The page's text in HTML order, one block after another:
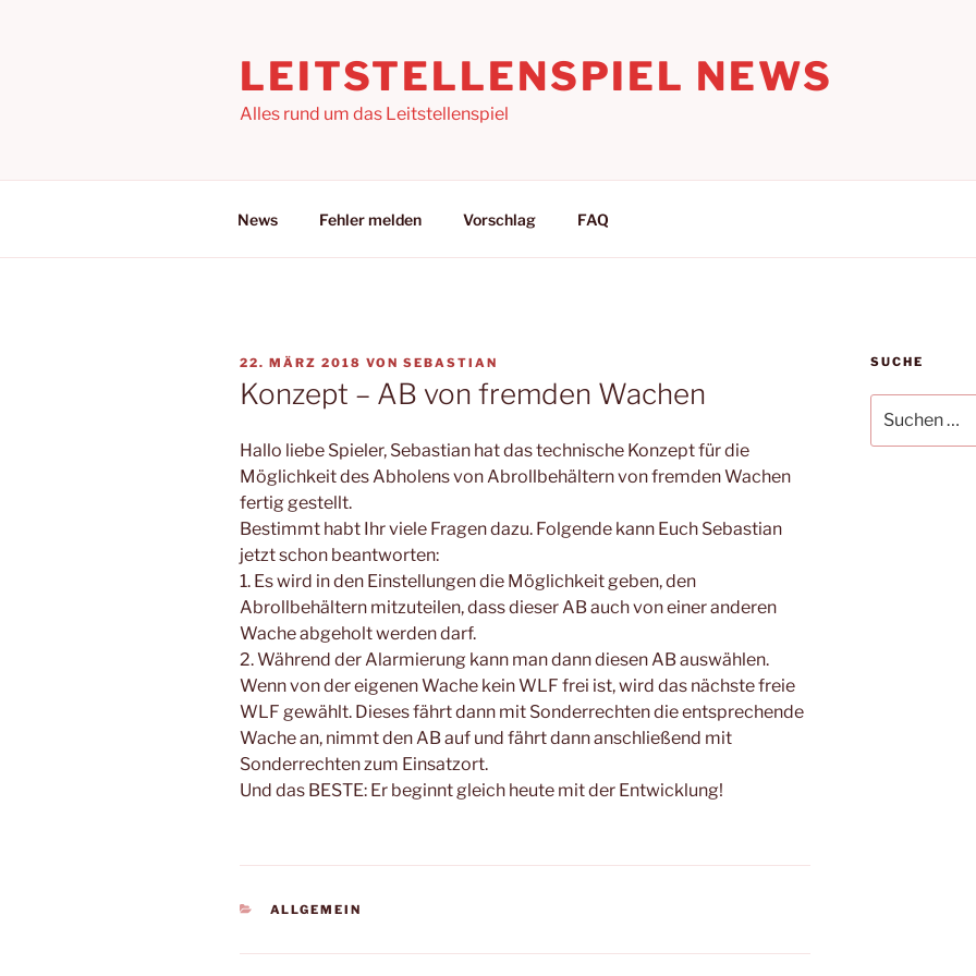
LEITSTELLENSPIEL NEWS
Alles rund um das Leitstellenspiel
News Fehler melden Vorschlag FAQ
VERÖFFENTLICHT
AM
22. MÄRZ 2018 VON SEBASTIAN
Konzept – AB von fremden Wachen
Hallo liebe Spieler, Sebastian hat das technische Konzept für die
Möglichkeit des Abholens von Abrollbehältern von fremden Wachen
fertig gestellt.
Bestimmt habt Ihr viele Fragen dazu. Folgende kann Euch Sebastian
jetzt schon beantworten:
1. Es wird in den Einstellungen die Möglichkeit geben, den
Abrollbehältern mitzuteilen, dass dieser AB auch von einer anderen
Wache abgeholt werden darf.
2. Während der Alarmierung kann man dann diesen AB auswählen.
Wenn von der eigenen Wache kein WLF frei ist, wird das nächste freie
WLF gewählt. Dieses fährt dann mit Sonderrechten die entsprechende
Wache an, nimmt den AB auf und fährt dann anschließend mit
Sonderrechten zum Einsatzort.
Und das BESTE: Er beginnt gleich heute mit der Entwicklung!
KATEGORIEN
ALLGEMEIN
SUCHE
nach: